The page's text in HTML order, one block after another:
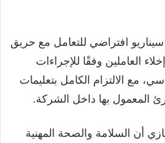
افتراضي للتعامل مع حريق
العاملين وفقًا للإجراءات
مع الالتزام الكامل بتعليمات
المعمول بها داخل الشركة.
أن السلامة والصحة المهنية